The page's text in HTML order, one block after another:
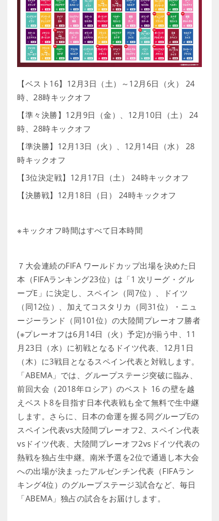
【ベスト16】12月3日（土）～12月6日（火） 24
時、28時キックオフ
【準々決勝】12月9日（金）、12月10日（土） 24
時、28時キックオフ
【準決勝】12月13日（火）、12月14日（水） 28
時キックオフ
【3位決定戦】12月17日（土） 24時キックオフ
【決勝戦】12月18日（日） 24時キックオフ
※キックオフ時間はすべて日本時間
７大会連続のFIFA ワールドカップ出場を決めた日
本（FIFAランキング23位）は「1 次リーグ・グル
ープE」に決定し、スペイン（同7位）、ドイツ
（同12位）、加えてコスタリカ（同31位）・ニュ
ージーランド（同101位）の大陸間プレーオフ勝者
(※プレーオフは6月14日（火）予定)が揃う中、11
月23日（水）に初戦となるドイツ代表、12月1日
（木）に3戦目となるスペイン代表と対戦します。
「ABEMA」では、グループステージ突破に臨み、
前回大会（2018年ロシア）のベスト 16 の壁を越
えベスト8を目指す日本代表戦も全て無料で生中継
します。さらに、日本の命運を握る同グループEの
スペイン代表vs大陸間プレーオフ2、スペイン代表
vsドイツ代表、大陸間プレーオフ2vsドイツ代表の
熱戦を独占生中継。南米予選を2位で通過し本大会
への出場が決まったアルゼンチン代表（FIFAラン
キング4位）のグループステージ3試合など、毎日
「ABEMA」独占の試合をお届けします。